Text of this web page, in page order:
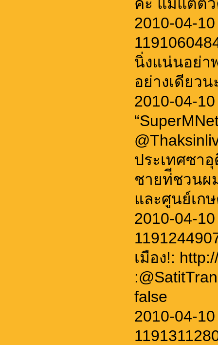
2010-04-
นิ่งแน่นอย่า
อย่างเดียวน
2010-04-
ประเทศซา
ชายท่ีชวนผ
และศูนย์เก
2010-04-
เมือง!:
false
2010-04-